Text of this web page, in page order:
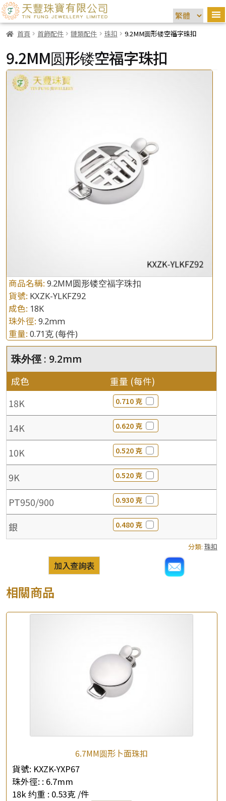
首頁 首飾配件 鏈類配件 珠扣 9.2MM圆形镂空福字珠扣
9.2MM圆形镂空福字珠扣
產品查詢
商品名稱: 9.2MM圆形镂空福字珠扣
貨號: KXZK-YLKFZ92
成色: 18K
珠外徑: 9.2mm
重量: 0.71克(每件)
珠外徑 : 9.2mm
成色 重量 (每件)
18K 0.710 克
14K 0.620 克
10K 0.520 克
9K 0.520 克
PT950/900 0.930 克
銀 0.480 克
分類: 珠扣
加入查詢表
相關商品
6.7MM圆形卜面珠扣
貨號: KXZK-YXP67
珠外徑: : 6.7mm
18k 约重 : 0.53克 /件